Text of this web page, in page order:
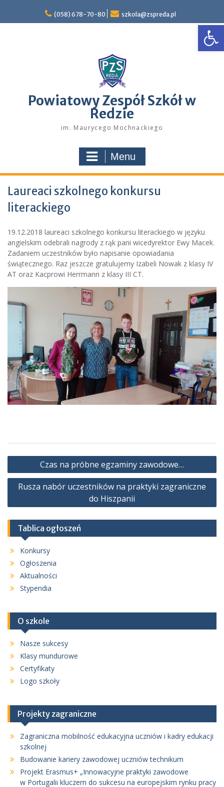
content
(058) 678-70-80 szkola@zspreda.pl
Powiatowy Zespół Szkół w
Redzie
im. Maurycego Mochnackiego
Menu
Laureaci szkolnego konkursu
literackiego
19.12.2018 laureaci szkolnego konkursu literackiego w języku
angielskim odebrali nagrody z rąk pani wicedyrektor Ewy Macek.
Zadaniem uczestników było napisanie opowiadania
świątecznego. Raz jeszcze gratulujemy Izabeli Nowak z klasy IV
AT oraz Kacprowi Herrmann z klasy III CT.
Nawigacja
wpisu
Czas na próbne egzaminy zawodowe…
Rusza nabór uczestników na praktyki zagraniczne
do Hiszpanii
Tablica ogłoszeń
Konkursy
Ogłoszenia
Aktualności
Stypendia
O szkole
Nasze sukcesy
Klasy mundurowe
Certyfikaty
Logo szkoły
Projekty zagraniczne
Zagraniczna mobilność edukacyjna uczniów i kadry edukacji
szkolnej
Budowanie kariery zawodowej uczniów technikum
Projekt Erasmus+ „Innowacyjne praktyki zawodowe
w Portugalii kluczem do sukcesu na europejskim rynku pracy